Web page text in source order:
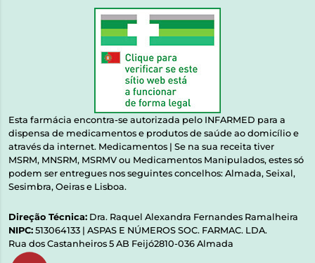
Esta farmácia encontra-se autorizada pelo INFARMED para a
dispensa de medicamentos e produtos de saúde ao domicílio e
através da internet. Medicamentos | Se na sua receita tiver
MSRM, MNSRM, MSRMV ou Medicamentos Manipulados, estes só
podem ser entregues nos seguintes concelhos: Almada, Seixal,
Sesimbra, Oeiras e Lisboa.
Direção Técnica: Dra. Raquel Alexandra Fernandes Ramalheira
NIPC: 513064133 | ASPAS E NÚMEROS SOC. FARMAC. LDA.
Rua dos Castanheiros 5 AB Feijó2810-036 Almada